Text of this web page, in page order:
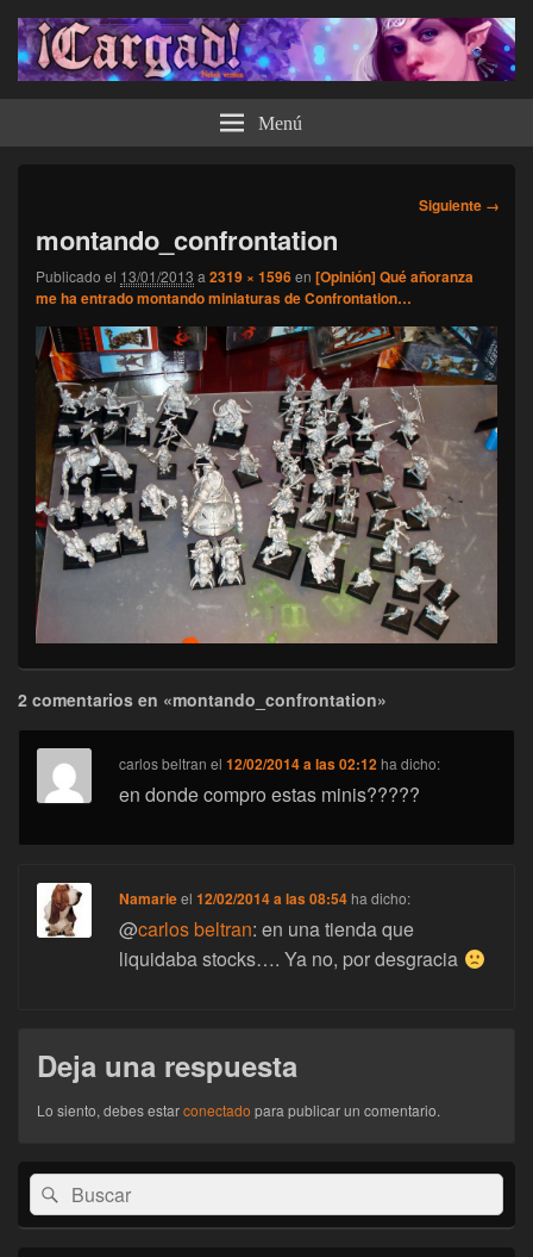
¡Cargad! Menú
Navegador
Siguiente →
montando_confrontation
Publicado el 13/01/2013 a 2319 × 1596en [Opinión] Qué añoranza
me ha entrado montando miniaturas de Confrontation…
2 comentarios en «montando_confrontation»
carlos beltran el12/02/2014 a las 02:12 ha dicho:
en donde compro estas minis?????
Namarieel12/02/2014 a las 08:54 ha dicho:
@carlos beltran: en una tienda que
liquidaba stocks…. Ya no, por desgracia
Deja una respuesta
Lo siento, debes estarconectado para publicar un comentario.
El
área
de
Buscar
por:
Buscar